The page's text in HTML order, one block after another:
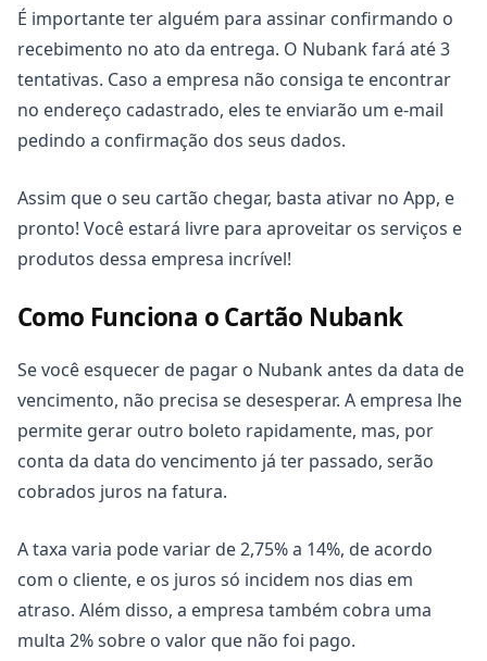
É importante ter alguém para assinar confirmando o
recebimento no ato da entrega. O Nubank fará até 3
tentativas. Caso a empresa não consiga te encontrar
no endereço cadastrado, eles te enviarão um e-mail
pedindo a confirmação dos seus dados.
Assim que o seu cartão chegar, basta ativar no App, e
pronto! Você estará livre para aproveitar os serviços e
produtos dessa empresa incrível!
Como Funciona o Cartão Nubank
Se você esquecer de pagar o Nubank antes da data de
vencimento, não precisa se desesperar. A empresa lhe
permite gerar outro boleto rapidamente, mas, por
conta da data do vencimento já ter passado, serão
cobrados juros na fatura.
A taxa varia pode variar de 2,75% a 14%, de acordo
com o cliente, e os juros só incidem nos dias em
atraso. Além disso, a empresa também cobra uma
multa 2% sobre o valor que não foi pago.